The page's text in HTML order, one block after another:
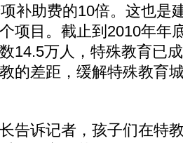
补助费的10倍。这也是
项目。截止到2010年年
14.5万人，特殊教育已
的差距，缓解特殊教育
诉记者，孩子们在特